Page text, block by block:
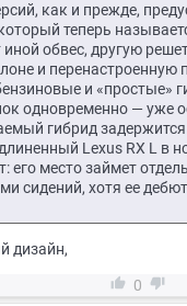
как и прежде,
теперь
обвес, другую
и перенастроенную
и «простые»
одновременно — уже
гибрид
Lexus RX L в
его место займет
сидений, хотя ее
дизайн,
 0 